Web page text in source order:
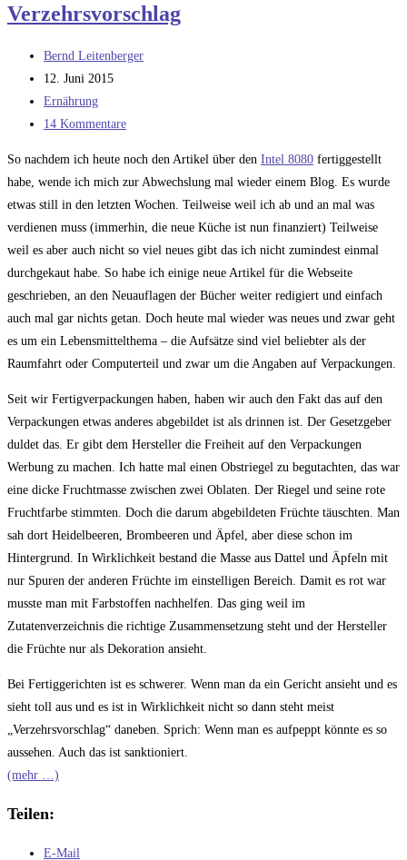
Verzehrsvorschlag
Beitrags-
Autor:
Bernd Leitenberger
Beitrag
veröffentlicht:
12. Juni 2015
Beitrags-
Kategorie:
Ernährung
Beitrags-
14 Kommentare
So nachdem ich heute noch den Artikel über den Intel 8080 fertiggestellt
habe, wende ich mich zur Abwechslung mal wieder einem Blog. Es wurde
etwas still in den letzten Wochen. Teilweise weil ich ab und an mal was
verdienen muss (immerhin, die neue Küche ist nun finanziert) Teilweise
weil es aber auch nicht so viel neues gibt das ich nicht zumindest einmal
durchgekaut habe. So habe ich einige neue Artikel für die Webseite
geschrieben, an den Neuauflagen der Bücher weiter redigiert und einfach
auch mal gar nichts getan. Doch heute mal wieder was neues und zwar geht
es um ein Lebensmittelthema – die Aufsätze sind viel beliebter als der
Raumfahrt oder Computerteil und zwar um die Angaben auf Verpackungen.
Seit wir Fertigverpackungen haben, haben wir auch den Fakt das auf den
Verpackungen etwas anderes abgebildet ist als drinnen ist. Der Gesetzgeber
duldet das. Er gibt dem Hersteller die Freiheit auf den Verpackungen
Werbung zu machen. Ich hatte mal einen Obstriegel zu begutachten, das war
eine dicke Fruchtmasse zwischen zwei Oblaten. Der Riegel und seine rote
Fruchtfarbe stimmten. Doch die darum abgebildeten Früchte täuschten. Man
sah dort Heidelbeeren, Brombeeren und Äpfel, aber diese schon im
Hintergrund. In Wirklichkeit bestand die Masse aus Dattel und Äpfeln mit
nur Spuren der anderen Früchte im einstelligen Bereich. Damit es rot war
musste man mit Farbstoffen nachhelfen. Das ging weil im
Zutatenverzeichnis die richtige Zusammensetzung steht und der Hersteller
die Früchte nur als Dekoration ansieht.
Bei Fertiggerichten ist es schwerer. Wenn man da ein Gericht ansieht und es
sieht toll aus und es ist in Wirklichkeit nicht so dann steht meist
„Verzehrsvorschlag“ daneben. Sprich: Wenn man es aufpeppt könnte es so
aussehen. Auch das ist sanktioniert.
(mehr …)
Teilen:
E-Mail